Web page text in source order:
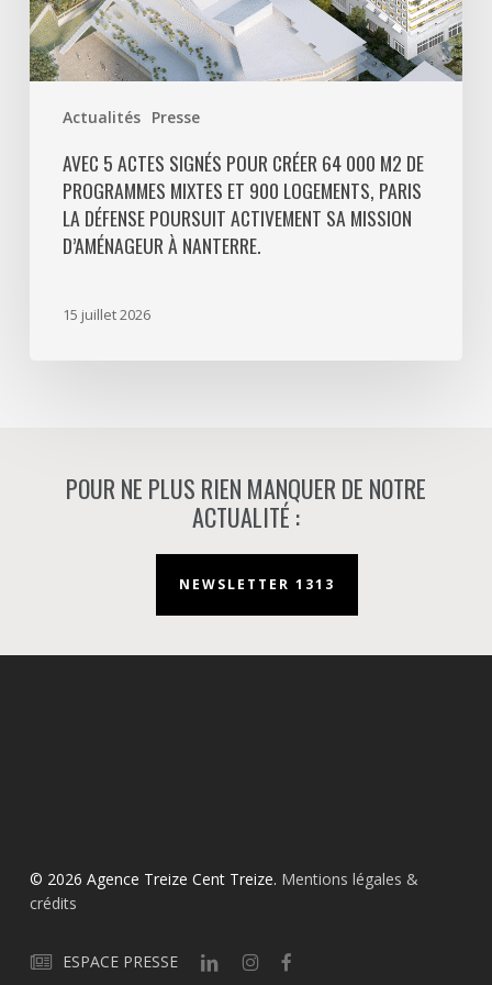
Actualités Presse
et
900
logements,
Défense
poursuit
activement
AVEC 5 ACTES SIGNÉS POUR CRÉER 64 000 M2 DE
PROGRAMMES MIXTES ET 900 LOGEMENTS, PARIS
LA DÉFENSE POURSUIT ACTIVEMENT SA MISSION
D’AMÉNAGEUR À NANTERRE.
15 juillet 2026
POUR NE PLUS RIEN MANQUER DE NOTRE
ACTUALITÉ :
NEWSLETTER 1313
© 2026 Agence Treize Cent Treize. Mentions légales &
crédits
ESPACE PRESSE